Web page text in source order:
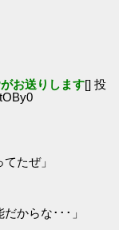
お送りします[] 投
たぜ」
からな･･･」